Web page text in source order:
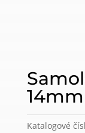
14mm
Katalogové